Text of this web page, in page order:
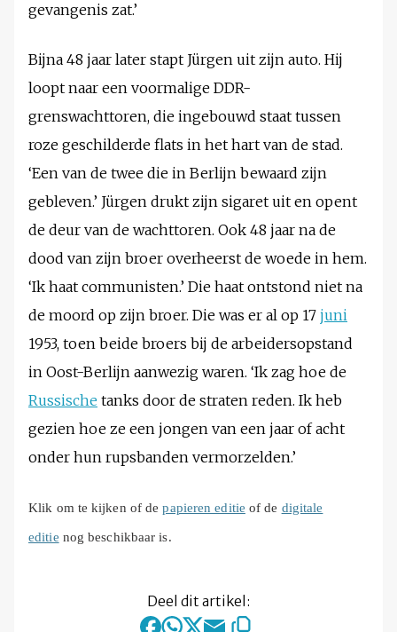
gevangenis zat.’
Bijna 48 jaar later stapt Jürgen uit zijn auto. Hij
loopt naar een voormalige DDR-
grenswachttoren, die ingebouwd staat tussen
roze geschilderde flats in het hart van de stad.
‘Een van de twee die in Berlijn bewaard zijn
gebleven.’ Jürgen drukt zijn sigaret uit en opent
de deur van de wachttoren. Ook 48 jaar na de
dood van zijn broer overheerst de woede in hem.
‘Ik haat communisten.’ Die haat ontstond niet na
de moord op zijn broer. Die was er al op 17 juni
1953, toen beide broers bij de arbeidersopstand
in Oost-Berlijn aanwezig waren. ‘Ik zag hoe de
Russische tanks door de straten reden. Ik heb
gezien hoe ze een jongen van een jaar of acht
onder hun rupsbanden vermorzelden.’
Klik om te kijken of depapieren editie of de digitale
editie nog beschikbaar is.
Deel dit artikel: